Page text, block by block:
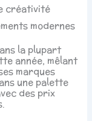
créativité
modernes
la plupart
année, mêlant
marques
une palette
des prix